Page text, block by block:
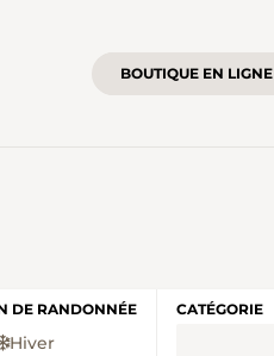
BOUTIQUE EN LIGNE
DE RANDONNÉE
Hiver
CATÉGORIE